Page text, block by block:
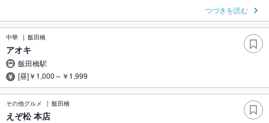
つづきを読む
中華 飯田橋
アオキ
飯田橋駅
[昼]￥1,000～￥1,999
その他グルメ 飯田橋
えぞ松 本店